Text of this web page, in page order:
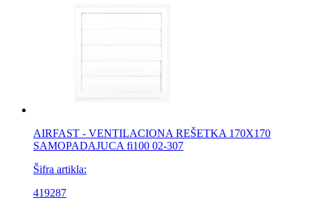
AIRFAST - VENTILACIONA REŠETKA 170X170
SAMOPADAJUCA fi100 02-307
Šifra artikla:
419287